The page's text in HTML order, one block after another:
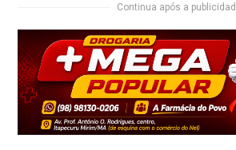
Continua após a